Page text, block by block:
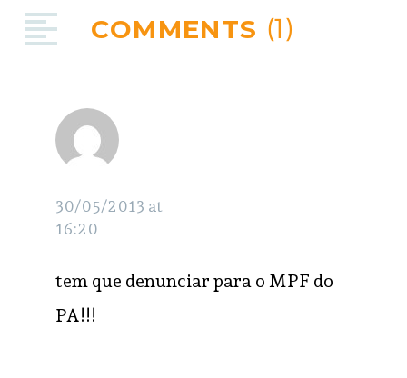
COMMENTS (1)
30/05/2013 at
16:20
tem que denunciar para o MPF do
PA!!!